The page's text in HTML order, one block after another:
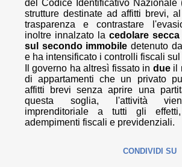
del Codice Identificativo Nazionale
strutture destinate ad affitti brevi,
trasparenza e contrastare
inoltre innalzato la cedolare
sul secondo immobile detenuto
e ha intensificato i controlli fiscali sul
Il governo ha altresì fissato in dueil
di appartamenti che un privato
affitti brevi senza aprire una
questa soglia, l'attività
imprenditoriale a tutti gli
adempimenti fiscali e previdenziali.
CONDIVIDI SU